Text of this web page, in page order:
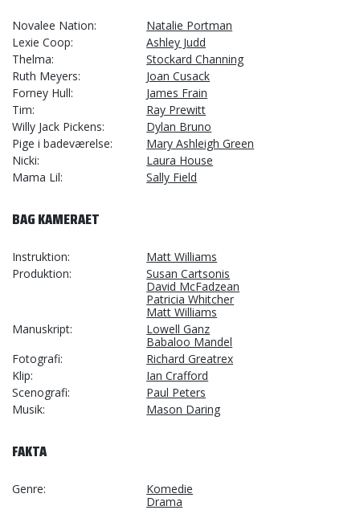
Novalee Nation
Natalie Portman
Lexie Coop
Ashley Judd
Thelma
Stockard Channing
Ruth Meyers
Joan Cusack
Forney Hull
James Frain
Tim
Ray Prewitt
Willy Jack Pickens
Dylan Bruno
Pige i badeværelse
Mary Ashleigh Green
Nicki
Laura House
Mama Lil
Sally Field
BAG KAMERAET
Instruktion
Matt Williams
Produktion
Susan Cartsonis
David McFadzean
Patricia Whitcher
Matt Williams
Manuskript
Lowell Ganz
Babaloo Mandel
Fotografi
Richard Greatrex
Klip
Ian Crafford
Scenografi
Paul Peters
Musik
Mason Daring
FAKTA
Genre
Komedie
Drama